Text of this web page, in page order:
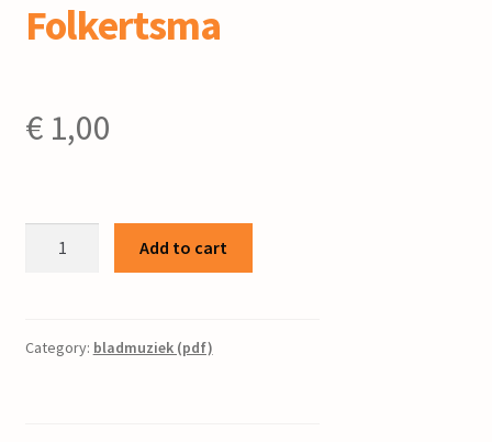
Folkertsma
€1,00
Nonnenkoor
Add to cart
Category: bladmuziek (pdf)